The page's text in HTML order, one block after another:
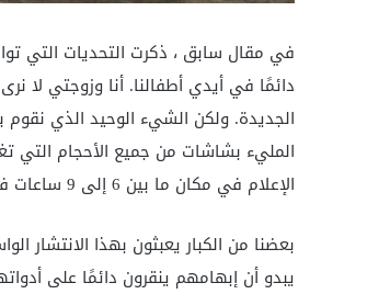
في مقال سابق ، ذكرت التحديات التي
دائمًا في أيدي أطفالنا. أنا وزوجتي لا
الجديدة. ولكن الشيء الوحيد الذي نقوم
المليء بشاشات من جميع الأحجام التي
الإعلام في مكان ما بين 6 إلى 9 ساعات في اليوم؟
بعضنا من الكبار يعبثون بهذا الانتشار
يبدو أن إبهامهم ينقرون دائمًا على